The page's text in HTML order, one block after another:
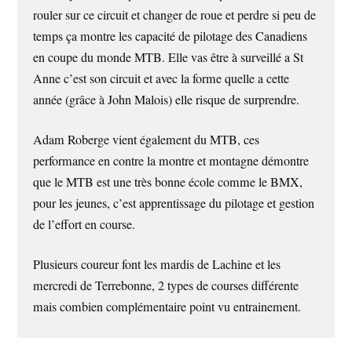
rouler sur ce circuit et changer de roue et perdre si peu de
temps ça montre les capacité de pilotage des Canadiens
en coupe du monde MTB. Elle vas être à surveillé a St
Anne c’est son circuit et avec la forme quelle a cette
année (grâce à John Malois) elle risque de surprendre.
Adam Roberge vient également du MTB, ces
performance en contre la montre et montagne démontre
que le MTB est une très bonne école comme le BMX,
pour les jeunes, c’est apprentissage du pilotage et gestion
de l’effort en course.
Plusieurs coureur font les mardis de Lachine et les
mercredi de Terrebonne, 2 types de courses différente
mais combien complémentaire point vu entrainement.